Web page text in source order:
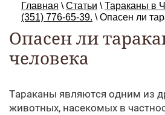
Главная \ Статьи \ Тараканы в
(351) 776-65-39. \ Опасен ли
Опасен ли
человека
Тараканы являются одним из
животных, насекомых в